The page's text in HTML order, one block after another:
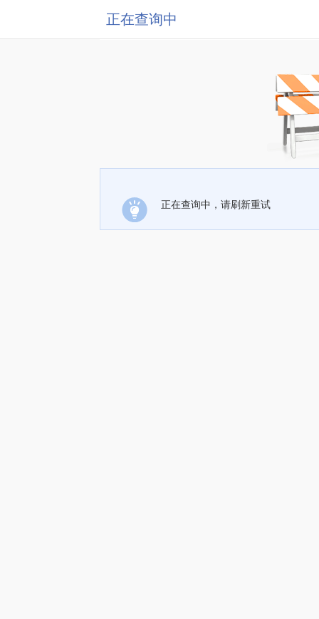
正在查询中
正在查询中，请刷新重试